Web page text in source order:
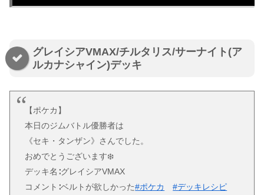
グレイシアVMAX/チルタリス/サーナイト(ア
ルカナシャイン)デッキ
【ポケカ】
本日のジムバトル優勝者は
《セキ・タンザン》さんでした。
おめでとうございます❄️
デッキ名∶グレイシアVMAX
コメント∶ベルトが欲しかった#ポケカ
#デッキレシピ